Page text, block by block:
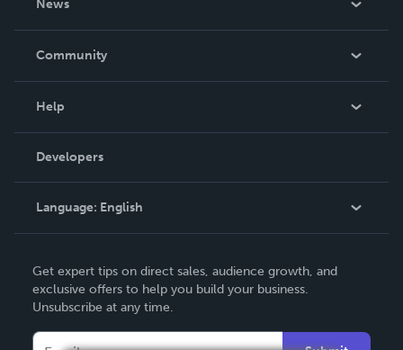
News
In The News
Community
Podcast
Help
Order Lookup
Knowledge Base
Contact Support
Developers
Language: English
Deutsch
Français
Get expert tips on direct sales, audience growth, and
exclusive offers to help you build your business.
Unsubscribe at any time.